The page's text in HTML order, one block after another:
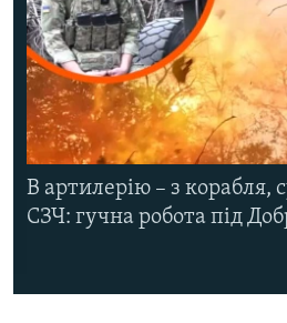
В артилерію – з корабля,
СЗЧ: гучна робота під